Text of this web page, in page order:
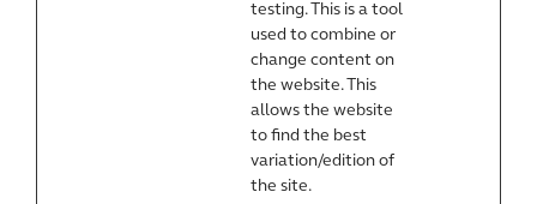
testing. This is a tool
used to combine or
change content on
the website. This
allows the website
to find the best
variation/edition of
the site.